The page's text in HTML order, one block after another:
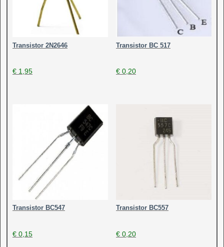
Transistor 2N2646
€ 1,95
Transistor BC 517
€0,20
Transistor BC547
€ 0,15
Transistor BC557
€0,20